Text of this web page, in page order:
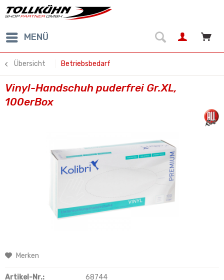
MENÜ
Übersicht Betriebsbedarf
Vinyl-Handschuh puderfrei Gr.XL,
100erBox
Merken
Artikel-Nr.:
68744